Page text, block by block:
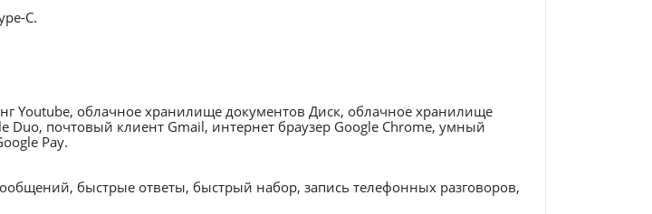
C.
Youtube, облачное хранилище документов Диск, облачное хранилище
почтовый клиент Gmail, интернет браузер Google Chrome, умный
Pay.
быстрые ответы, быстрый набор, запись телефонных разговоров,